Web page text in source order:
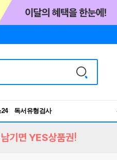
독서유형검사
RBTI Lab
기면 YES상품권!